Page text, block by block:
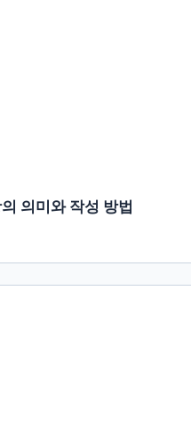
의미와 작성 방법